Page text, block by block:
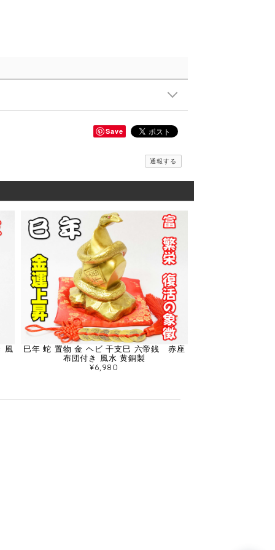
Save
通報する
風
巳年 蛇 置物 金 ヘビ 干支巳 六帝銭 赤座
布団付き 風水 黄銅製
¥6,980